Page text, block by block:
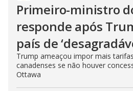
Primeiro-ministro
responde após
país de
Trump ameaçou impor mais
canadenses se não houver
Ottawa